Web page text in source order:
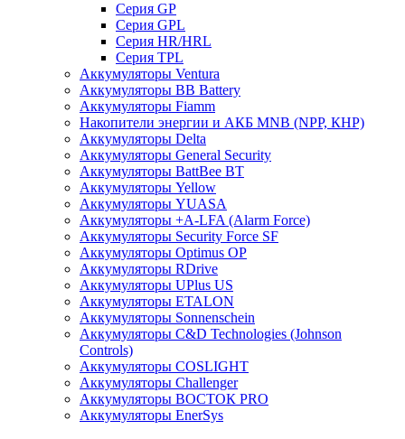
Cерия GP
Серия GPL
Серия HR/HRL
Серия TPL
Аккумуляторы Ventura
Аккумуляторы BB Battery
Аккумуляторы Fiamm
Накопители энергии и АКБ MNB (NPP, КНР)
Аккумуляторы Delta
Аккумуляторы General Security
Аккумуляторы BattBee BT
Аккумуляторы Yellow
Аккумуляторы YUASA
Аккумуляторы +A-LFA (Alarm Force)
Аккумуляторы Security Force SF
Аккумуляторы Optimus OP
Аккумуляторы RDrive
Аккумуляторы UPlus US
Аккумуляторы ETALON
Аккумуляторы Sonnenschein
Аккумуляторы С&D Technologies (Johnson
Controls)
Аккумуляторы COSLIGHT
Аккумуляторы Challenger
Аккумуляторы ВОСТОК PRO
Аккумуляторы EnerSys